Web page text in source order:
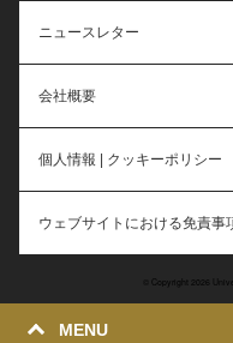
MENU
ニュースレター
会社概要
個人情報 | クッキーポリシー
ウェブサイトにおける免責事
© Copyright 2026